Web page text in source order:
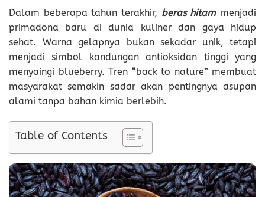
Dalam beberapa tahun terakhir, beras hitammenjadi
primadona baru di dunia kuliner dan gaya hidup
sehat. Warna gelapnya bukan sekadar unik, tetapi
menjadi simbol kandungan antioksidan tinggi yang
menyaingi blueberry. Tren “back to nature” membuat
masyarakat semakin sadar akan pentingnya asupan
alami tanpa bahan kimia berlebih.
Table of Contents